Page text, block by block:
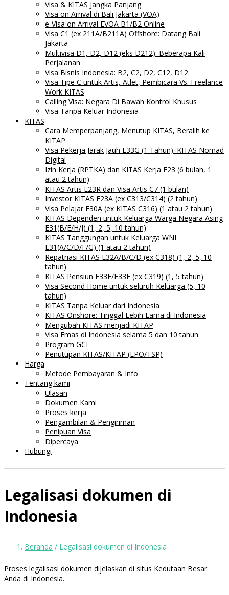
Visa & KITAS Jangka Panjang
Visa on Arrival di Bali Jakarta (VOA)
e-Visa on Arrival EVOA B1/B2 Online
Visa C1 (ex 211A/B211A) Offshore: Datang Bali
Jakarta
Multivisa D1, D2, D12 (eks D212): Beberapa Kali
Perjalanan
Visa Bisnis Indonesia: B2, C2, D2, C12, D12
Visa Tipe C untuk Artis, Atlet, Pembicara Vs. Freelance
Work KITAS
Calling Visa: Negara Di Bawah Kontrol Khusus
Visa Tanpa Keluar Indonesia
KITAS
Cara Memperpanjang, Menutup KITAS, Beralih ke
KITAP
Visa Pekerja Jarak Jauh E33G (1 Tahun): KITAS Nomad
Digital
Izin Kerja (RPTKA) dan KITAS Kerja E23 (6 bulan, 1
atau 2 tahun)
KITAS Artis E23R dan Visa Artis C7 (1 bulan)
Investor KITAS E23A (ex C313/C314) (2 tahun)
Visa Pelajar E30A (ex KITAS C316) (1 atau 2 tahun)
KITAS Dependen untuk Keluarga Warga Negara Asing
E31(B/E/H/J) (1, 2, 5, 10 tahun)
KITAS Tanggungan untuk Keluarga WNI
E31(A/C/D/F/G) (1 atau 2 tahun)
Repatriasi KITAS E32A/B/C/D (ex C318) (1, 2, 5, 10
tahun)
KITAS Pensiun E33F/E33E (ex C319) (1, 5 tahun)
Visa Second Home untuk seluruh Keluarga (5, 10
tahun)
KITAS Tanpa Keluar dari Indonesia
KITAS Onshore: Tinggal Lebih Lama di Indonesia
Mengubah KITAS menjadi KITAP
Visa Emas di Indonesia selama 5 dan 10 tahun
Program GCI
Penutupan KITAS/KITAP (EPO/TSP)
Harga
Metode Pembayaran & Info
Tentang kami
Ulasan
Dokumen Kami
Proses kerja
Pengambilan & Pengiriman
Penipuan Visa
Dipercaya
Hubungi
Legalisasi dokumen di
Indonesia
Beranda / Legalisasi dokumen di Indonesia
Proses legalisasi dokumen dijelaskan di situs Kedutaan Besar
Anda di Indonesia.